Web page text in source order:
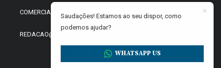
COMERCIAL@DIARIOINDEPENDENTE.INFO
REDACAO@DIARIOINDEPENDENTE.INFO
Saudações! Estamos ao seu dispor, como
podemos ajudar?
WHATSAPP US